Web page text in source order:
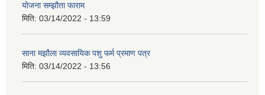
योजना सम्झौता फाराम
मिति: 03/14/2022 - 13:59
साना मझौला व्यवसायिक पशु फर्म प्रमाण पत्र
मिति: 03/14/2022 - 13:56